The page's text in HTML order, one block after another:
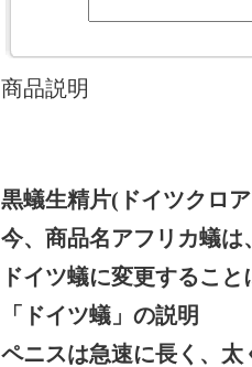
商品説明
黒蟻生精片(ドイツクロ
今、商品名アフリカ蟻は
ドイツ蟻に変更するこ
「ドイツ蟻」の説明
ペニスは急速に長く、